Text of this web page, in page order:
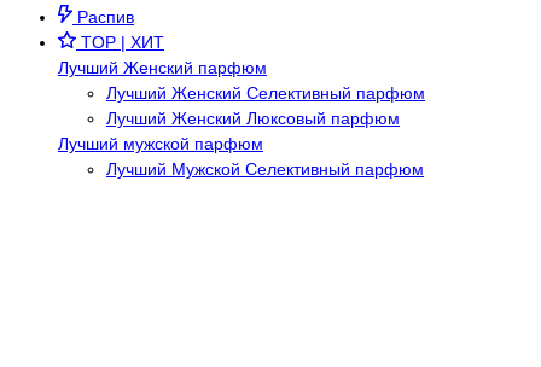
Распив
TOP | ХИТ
Лучший Женский парфюм
Лучший Женский Селективный парфюм
Лучший Женский Люксовый парфюм
Лучший мужской парфюм
Лучший Мужской Селективный парфюм